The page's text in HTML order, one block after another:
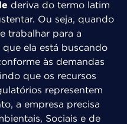
deriva do termo latim
Ou seja, quando
trabalhar para a
ela está buscando
às demandas
que os recursos
representem
a empresa precisa
Sociais e de